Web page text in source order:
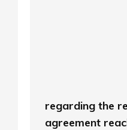
regarding the
agreement